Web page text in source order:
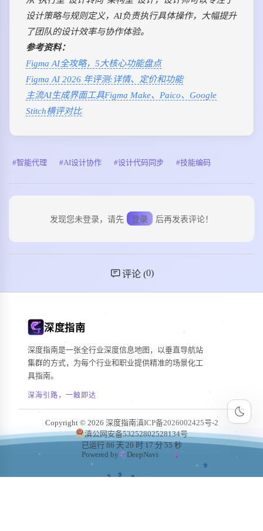
设计策略与规则定义，AI负责执行具体操作，大幅提升
了团队的设计效率与协作体验。
参考资料：
Figma AI全攻略，5大核心功能盘点
Figma AI 2026 年评测:详情、定价和功能
主流AI生成界面工具Figma Make、Paico、Google
Stitch横评对比
智能代理 AI设计协作 设计代码同步 技能编码
发现您未登录，请先 登录 后再发表评论！
评论 (0)
深度指南
深度指南是一张全行业深度信息地图，以垂直导航站
集群的方式，为每个行业和职业提供精准的场景化工
具指南。
深海引路，一触即达
Copyright © 2026 深度指南滇ICP备2026002425号-2
滇公网安备53252802528134号
已运行 86 天 20 时 17 分 56 秒
Powered by
DeepNavi